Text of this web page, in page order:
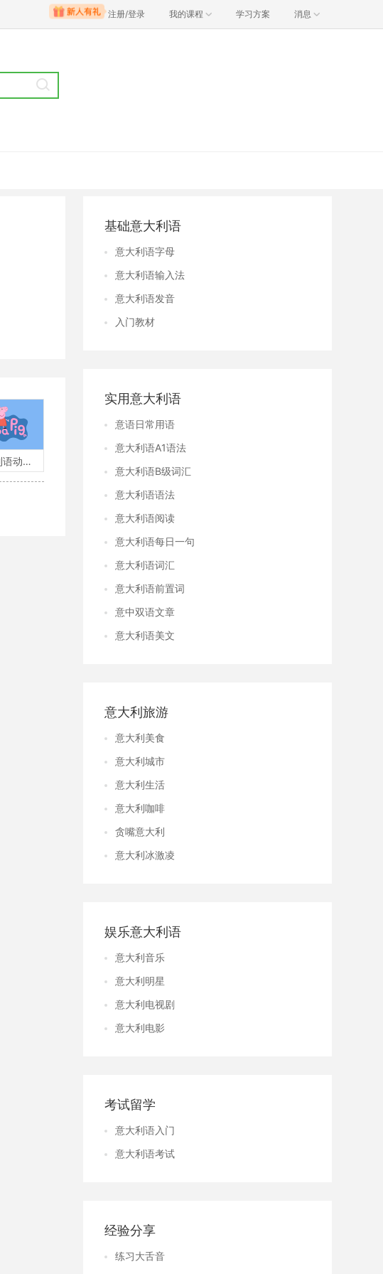
注册/登录 我的课程 学习方案 消息
【意大利语动画片】粉红小猪
基础意大利语
意大利语字母
意大利语输入法
意大利语发音
入门教材
实用意大利语
意语日常用语
意大利语A1语法
意大利语B级词汇
意大利语语法
意大利语阅读
意大利语每日一句
意大利语词汇
意大利语前置词
意中双语文章
意大利语美文
意大利旅游
意大利美食
意大利城市
意大利生活
意大利咖啡
贪嘴意大利
意大利冰激凌
娱乐意大利语
意大利音乐
意大利明星
意大利电视剧
意大利电影
考试留学
意大利语入门
意大利语考试
经验分享
练习大舌音